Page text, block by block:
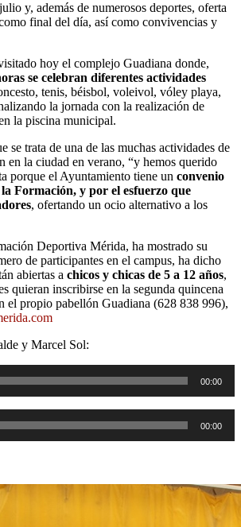
y, además de numerosos deportes, oferta
final del día, así como convivencias y
hoy el complejo Guadiana donde,
se celebran diferentes actividades
tenis, béisbol, voleivol, vóley playa,
la jornada con la realización de
la piscina municipal.
se trata de una de las muchas actividades de
en la ciudad en verano, “y hemos querido
porque el Ayuntamiento tiene un convenio
Formación, y por el esfuerzo que
, ofertando un ocio alternativo a los
Deportiva Mérida, ha mostrado su
de participantes en el campus, ha dicho
abiertas a chicos y chicas de 5 a 12 años,
quieran inscribirse en la segunda quincena
el propio pabellón Guadiana (628 838 996),
y Marcel Sol:
00:00
00:00